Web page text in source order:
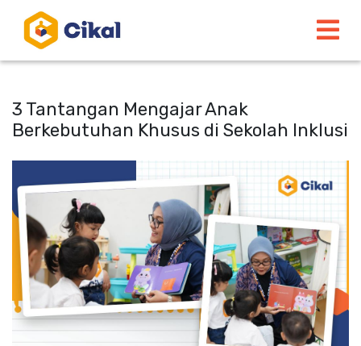
3 Tantangan Mengajar Anak
Berkebutuhan Khusus di Sekolah Inklusi